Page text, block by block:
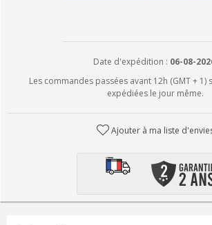
Date d'expédition : 06-08-
Les commandes passées avant 12h (GMT +
expédiées le jour même.
Ajouter à ma liste